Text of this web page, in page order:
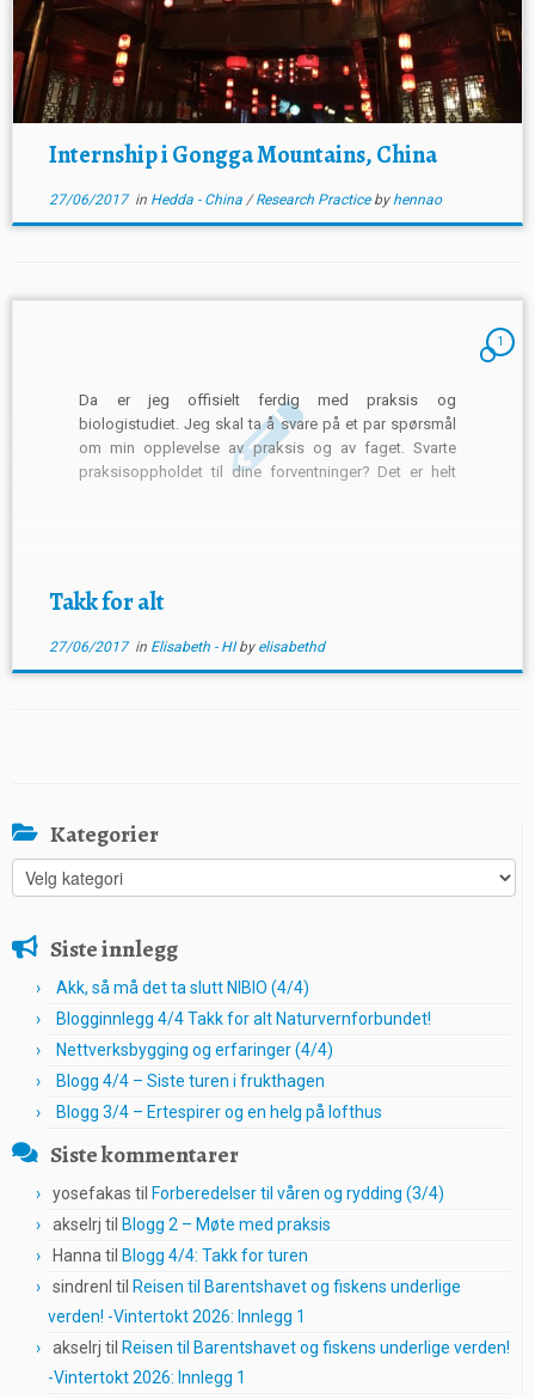
Internship i Gongga Mountains, China
27/06/2017in Hedda - China /Research Practice by hennao
1
Da er jeg offisielt ferdig med praksis og
biologistudiet. Jeg skal ta å svare på et par spørsmål
om min opplevelse av praksis og av faget. Svarte
praksisoppholdet til dine forventninger? Det er helt
Takk for alt
27/06/2017in Elisabeth - HIby elisabethd
Kategorier
Kategorier
Siste innlegg
Akk, så må det ta slutt NIBIO (4/4)
Blogginnlegg 4/4 Takk for alt Naturvernforbundet!
Nettverksbygging og erfaringer (4/4)
Blogg 4/4 – Siste turen i frukthagen
Blogg 3/4 – Ertespirer og en helg på lofthus
Siste kommentarer
yosefakas til Forberedelser til våren og rydding (3/4)
akselrj til Blogg 2 – Møte med praksis
Hanna til Blogg 4/4: Takk for turen
sindrenl til Reisen til Barentshavet og fiskens underlige
verden! -Vintertokt 2026: Innlegg 1
akselrj til Reisen til Barentshavet og fiskens underlige verden!
-Vintertokt 2026: Innlegg 1